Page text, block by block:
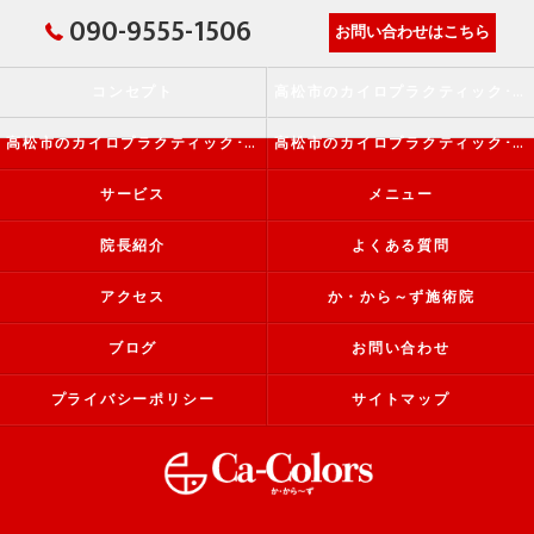
090-9555-1506 お問い合わせはこちら
高松市のカイロプラクティック･か・から～ず施術院の評判 高松市のカイロプラクティック･か・から～ず施術院のお客様の声
サービス メニュー
院長紹介 よくある質問
アクセス か・から～ず施術院
ブログ お問い合わせ
プライバシーポリシー サイトマップ